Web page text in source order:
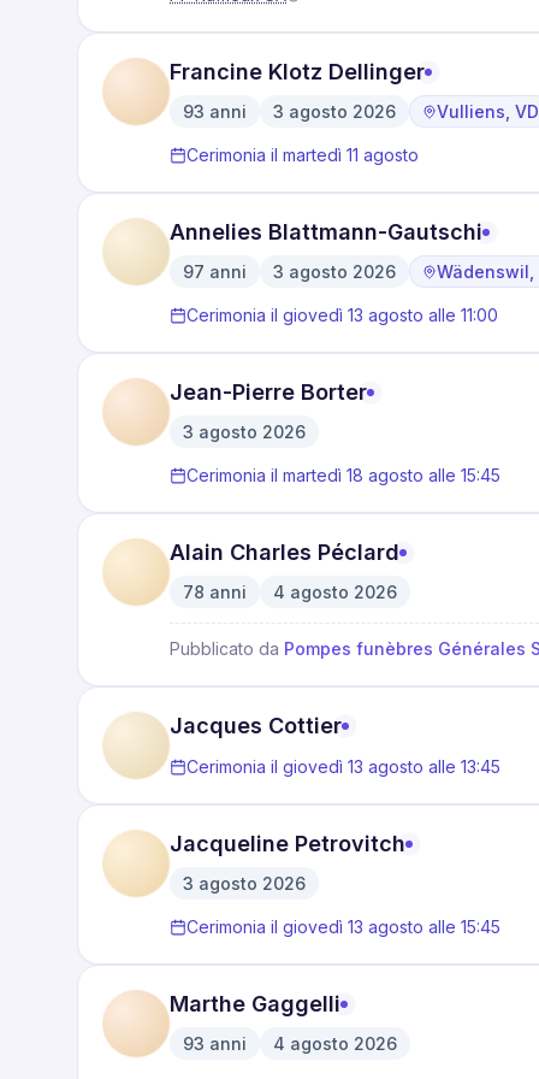
Francine Klotz Dellinger
93 anni 3 agosto 2026 Vulliens, VD
Cerimonia il martedì 11 agosto
Annelies Blattmann-Gautschi
97 anni 3 agosto 2026 Wädenswil,
Cerimonia il giovedì 13 agosto alle 11:00
Jean-Pierre Borter
3 agosto 2026
Cerimonia il martedì 18 agosto alle 15:45
Alain Charles Péclard
78 anni 4 agosto 2026
Pubblicato da Pompes funèbres Générales
Jacques Cottier
Cerimonia il giovedì 13 agosto alle 13:45
Jacqueline Petrovitch
3 agosto 2026
Cerimonia il giovedì 13 agosto alle 15:45
Marthe Gaggelli
93 anni 4 agosto 2026